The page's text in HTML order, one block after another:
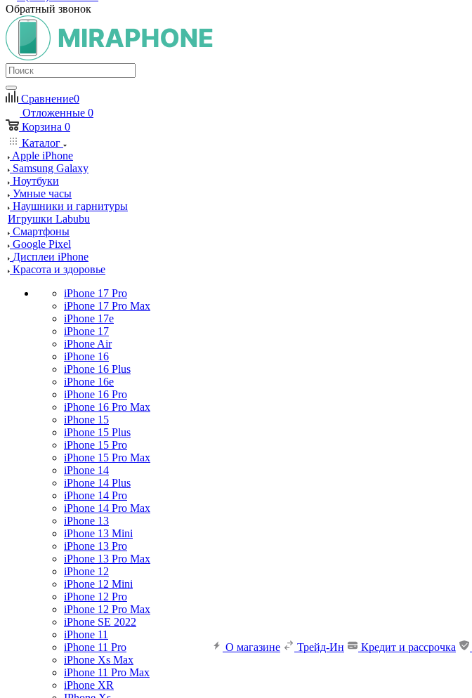
Обратный звонок
Сравнение0
Отложенные 0
Корзина 0
Каталог
Apple iPhone
Samsung Galaxy
Ноутбуки
Умные часы
Наушники и гарнитуры
Игрушки Labubu
Смартфоны
Google Pixel
Дисплеи iPhone
Красота и здоровье
iPhone 17 Pro
iPhone 17 Pro Max
iPhone 17e
iPhone 17
iPhone Air
iPhone 16
iPhone 16 Plus
iPhone 16e
iPhone 16 Pro
iPhone 16 Pro Max
iPhone 15
iPhone 15 Plus
iPhone 15 Pro
iPhone 15 Pro Max
iPhone 14
iPhone 14 Plus
iPhone 14 Pro
iPhone 14 Pro Max
iPhone 13
iPhone 13 Mini
iPhone 13 Pro
iPhone 13 Pro Max
iPhone 12
iPhone 12 Mini
iPhone 12 Pro
iPhone 12 Pro Max
iPhone SE 2022
iPhone 11
iPhone 11 Pro
iPhone Xs Max
iPhone 11 Pro Max
iPhone XR
О магазине Трейд-Ин Кредит и рассрочка